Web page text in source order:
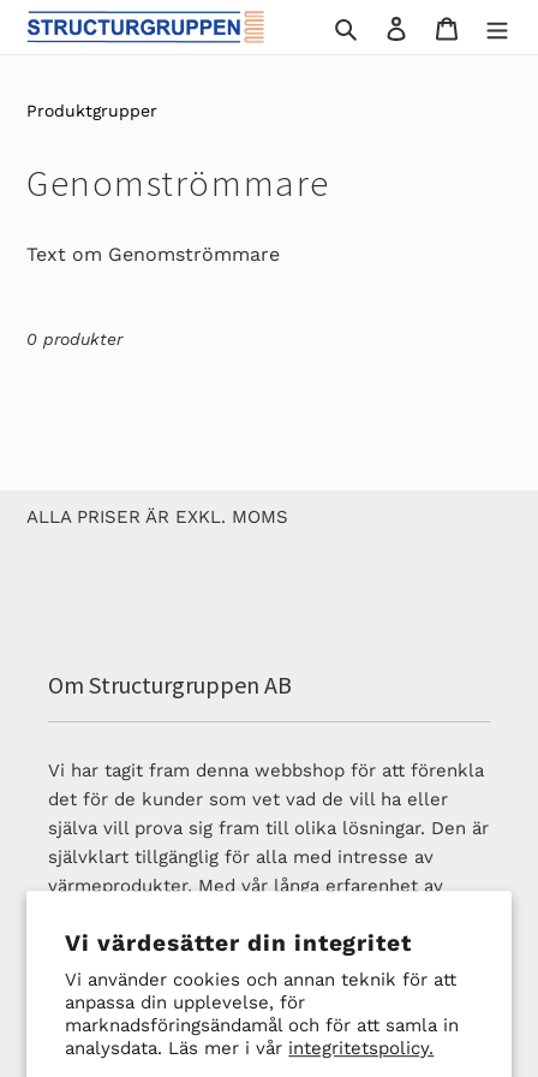
Vi värdesätter din integritet
Vi använder cookies och annan teknik för att
anpassa din upplevelse, för
marknadsföringsändamål och för att samla in
analysdata. Läs mer i vår integritetspolicy.
vidare
innehåll
Sök Logga in
Produktgrupper
P
o
u
s
Genomströmmare
Text om Genomströmmare
0 produkter
ALLA PRISER ÄR EXKL. MOMS
Om Structurgruppen AB
Vi har tagit fram denna webbshop för att förenkla
det för de kunder som vet vad de vill ha eller
själva vill prova sig fram till olika lösningar. Den är
självklart tillgänglig för alla med intresse av
värmeprodukter. Med vår långa erfarenhet av
support och konsultation. Kunder kan även anlita
oss för att göra tekniska beräkningar, tester i vårt
labb mm.
Structurgruppen AB startade 1979 och i över 40 år